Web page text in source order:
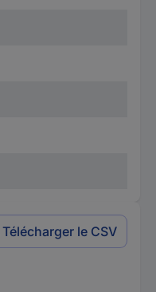
Télécharger le CSV